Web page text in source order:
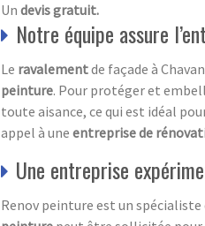
Un devis gratuit.
Notre équipe assure
Le ravalementde façade à
peinture. Pour protéger et
toute aisance, ce qui est idéal
appel à une entreprise de
Une entreprise
Renov peinture est un spécialiste